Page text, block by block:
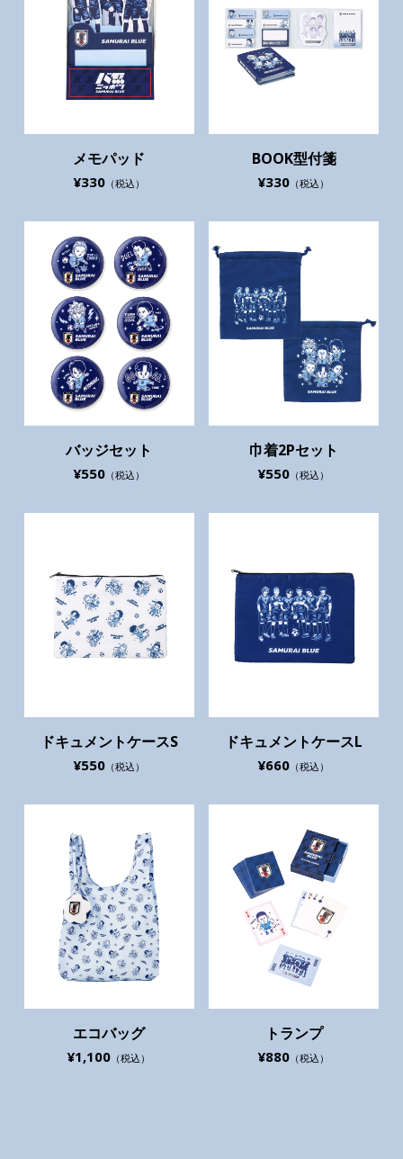
メモパッド
¥330（税込）
BOOK型付箋
¥330 （税込）
バッジセット
¥550（税込）
巾着2Pセット
¥550 （税込）
ドキュメントケースS
¥550（税込）
ドキュメントケースL
¥660 （税込）
エコバッグ
¥1,100 （税込）
トランプ
¥880 （税込）